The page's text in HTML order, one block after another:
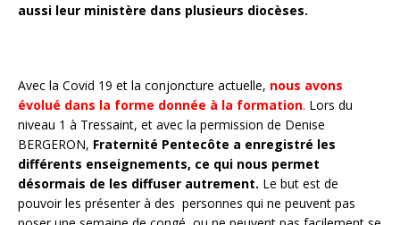
aussi leur ministère dans plusieurs diocèses.
Avec la Covid 19 et la conjoncture actuelle, nous avons
évolué dans la forme donnée à la formation. Lors du
niveau 1 à Tressaint, et avec la permission de Denise
BERGERON, Fraternité Pentecôte a enregistré les
différents enseignements, ce qui nous permet
désormais de les diffuser autrement. Le but est de
pouvoir les présenter à des personnes qui ne peuvent pas